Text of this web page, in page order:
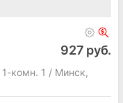
927 руб.
комн. 1 / Минск,